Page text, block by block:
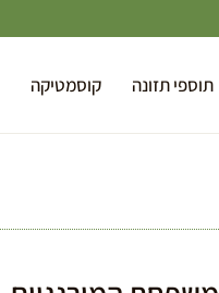
תוספי תזונה קוסמטיקה